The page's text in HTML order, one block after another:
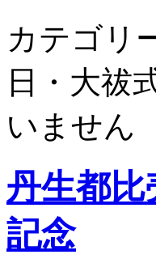
カテゴリ
日・大祓
いません
丹生都
記念